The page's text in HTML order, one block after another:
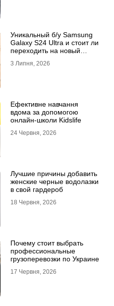
Уникальный б/у Samsung
Galaxy S24 Ultra и стоит ли
переходить на новый
3 Липня, 2026
Ефективне навчання
вдома за допомогою
онлайн-школи Kidslife
24 Червня, 2026
Лучшие причины добавить
женские черные водолазки
в свой гардероб
18 Червня, 2026
Почему стоит выбрать
профессиональные
грузоперевозки по Украине
17 Червня, 2026